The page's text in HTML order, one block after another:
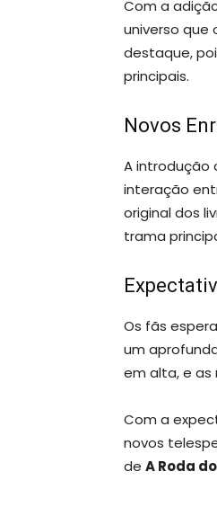
Com a
universo que
destaque,
principais.
Novos
A introdução
interação
original dos
trama
Os fãs
um
em alta, e as
Com a
novos
de A Roda